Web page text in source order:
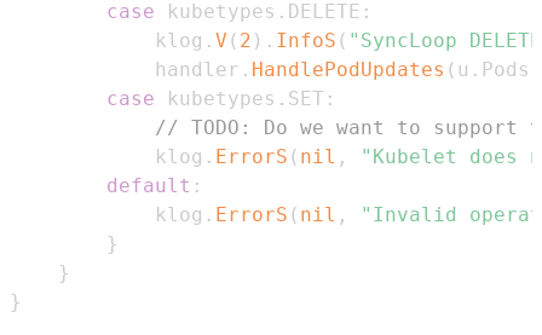
case kubetypes . DELETE :
            klog
. V ( 2 ) . InfoS ( "SyncLoop
            handler
. HandlePodUpdates ( u . Pods
case kubetypes . SET :
// TODO: Do we want to support
            klog
. ErrorS ( nil ,
"Kubelet does
default :
            klog
. ErrorS ( nil ,
"Invalid
}
}
}